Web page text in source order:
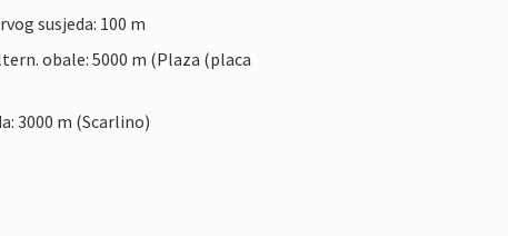
susjeda: 100 m
obale: 5000 m (Plaza (placa
3000 m (Scarlino)